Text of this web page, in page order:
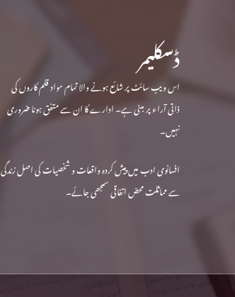
ڈسکلیمر
اس ویب سائٹ پر شائع ہونے والا تمام مواد قلم کاروں کی
ذاتی آراء پر مبنی ہے۔ ادارے کا ان سے متفق ہونا ضروری
نہیں۔
افسانوی ادب میں پیش کردہ واقعات و شخصیات کی اصل زندگی
سے مماثلت محض اتفاقی سمجھی جائے۔